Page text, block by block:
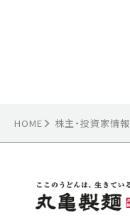
HOME 株主・投資家情報